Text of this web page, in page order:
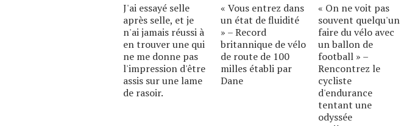
J'ai essayé selle
après selle, et je
n'ai jamais réussi à
en trouver une qui
ne me donne pas
l'impression d'être
assis sur une lame
de rasoir.
« Vous entrez dans
un état de fluidité
» – Record
britannique de vélo
de route de 100
milles établi par
Dane
« On ne voit pas
souvent quelqu'un
faire du vélo avec
un ballon de
football » –
Rencontrez le
cycliste
d'endurance
tentant une
odyssée